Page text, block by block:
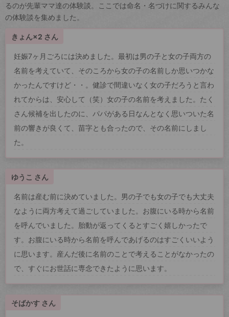
るのが先輩ママ達の体験談。ここでは命名・名づけに関するみんな
の体験談を集めました。
きょん×2 さん
妊娠7ヶ月ごろには決めました。最初は男の子と女の子両方の
名前を考えていて、そのころから女の子の名前しか思いつかな
かったんですけど・・。健診で間違いなく女の子だろうと言わ
れてからは、安心して（笑）女の子の名前を考えました。たく
さん候補を出したのに、パパがある日なんとなく思いついた名
前の響きが良くて、苗字とも合ったので、その名前にしまし
た。
ゆうこ さん
名前は産む前に決めていました。男の子でも女の子でも大丈夫
なように両方考えて過ごしていました。お腹にいる時から名前
を呼んでいました。胎動が返ってくるとすごく嬉しかったで
す。お腹にいる時から名前を呼んであげるのはすごくいいよう
に思います。産んだ後に名前のことで考えることがなかったの
で、すぐにお世話に専念できたように思います。
そばかす さん